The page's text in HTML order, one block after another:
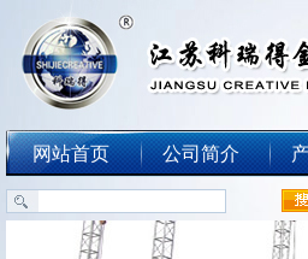
网站首页 公司简介